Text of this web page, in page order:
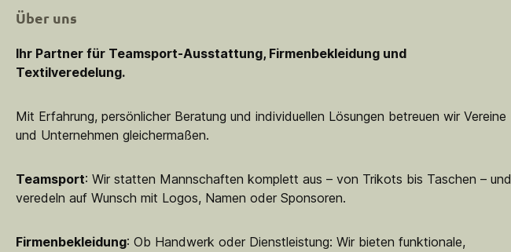
Über uns
Ihr Partner für Teamsport-Ausstattung, Firmenbekleidung und
Textilveredelung.
Mit Erfahrung, persönlicher Beratung und individuellen Lösungen betreuen wir Vereine
und Unternehmen gleichermaßen.
Teamsport: Wir statten Mannschaften komplett aus – von Trikots bis Taschen – und
veredeln auf Wunsch mit Logos, Namen oder Sponsoren.
Firmenbekleidung: Ob Handwerk oder Dienstleistung: Wir bieten funktionale,